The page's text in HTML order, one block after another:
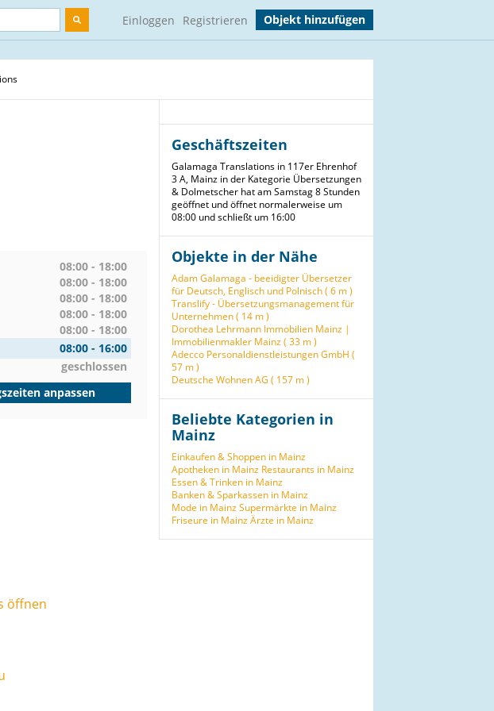
Einloggen Registrieren Objekt hinzufügen
08:00 - 18:00
08:00 - 18:00
08:00 - 18:00
08:00 - 18:00
08:00 - 18:00
08:00 - 16:00
geschlossen
anpassen
öffnen
Geschäftszeiten
Galamaga Translations in 117er Ehrenhof
3 A, Mainz in der Kategorie Übersetzungen
& Dolmetscher hat am Samstag 8 Stunden
geöffnet und öffnet normalerweise um
08:00 und schließt um 16:00
Objekte in der Nähe
Adam Galamaga - beeidigter Übersetzer
für Deutsch, Englisch und Polnisch ( 6 m )
Translify - Übersetzungsmanagement für
Unternehmen ( 14 m )
Dorothea Lehrmann Immobilien Mainz |
Immobilienmakler Mainz ( 33 m )
Adecco Personaldienstleistungen GmbH (
57 m )
Deutsche Wohnen AG ( 157 m )
Beliebte Kategorien in
Mainz
Einkaufen & Shoppen in Mainz
Apotheken in Mainz Restaurants in Mainz
Essen & Trinken in Mainz
Banken & Sparkassen in Mainz
Mode in MainzSupermärkte in Mainz
Friseure in MainzÄrzte in Mainz